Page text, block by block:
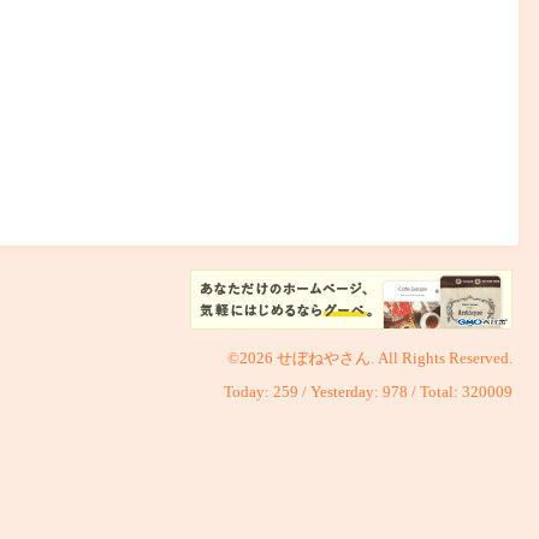
©2026 せぼねやさん. All Rights Reserved.
Today: 259 / Yesterday: 978 / Total: 320009